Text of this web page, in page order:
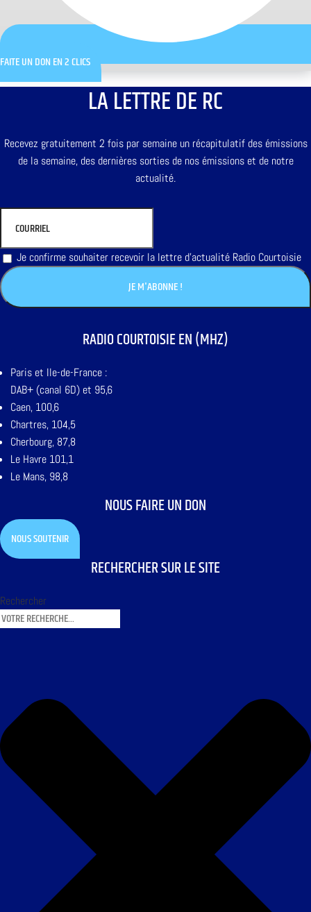
FAITE UN DON EN 2 CLICS
LA LETTRE DE RC
Recevez gratuitement 2 fois par semaine un récapitulatif des émissions
de la semaine, des dernières sorties de nos émissions et de notre
actualité.
Je confirme souhaiter recevoir la lettre d'actualité Radio Courtoisie
RADIO COURTOISIE EN (MHZ)
Paris et Ile-de-France :
DAB+ (canal 6D) et 95,6
Caen, 100,6
Chartres, 104,5
Cherbourg, 87,8
Le Havre 101,1
Le Mans, 98,8
NOUS FAIRE UN DON
NOUS SOUTENIR
RECHERCHER SUR LE SITE
Rechercher